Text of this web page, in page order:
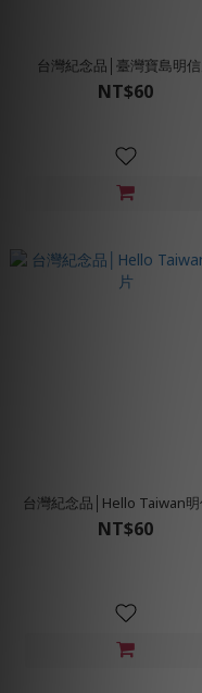
台灣紀念品│臺灣寶島明
NT$60
台灣紀念品│Hello Taiwan
NT$60